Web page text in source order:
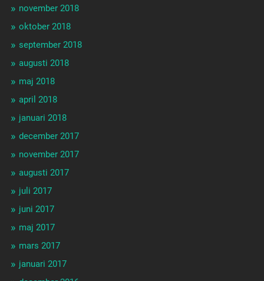
november 2018
oktober 2018
september 2018
augusti 2018
maj 2018
april 2018
januari 2018
december 2017
november 2017
augusti 2017
juli 2017
juni 2017
maj 2017
mars 2017
januari 2017